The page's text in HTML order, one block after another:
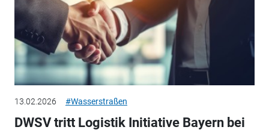
13.02.2026 #Wasserstraßen
DWSV tritt Logistik Initiative Bayern bei